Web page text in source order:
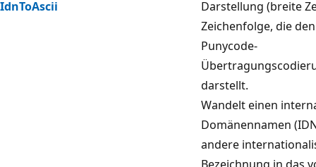
IdnToAscii
Darstellung (breite
Zeichenfolge, die
Punycode-
darstellt.
Wandelt einen
Domänennamen
andere
Bezeichnung in das